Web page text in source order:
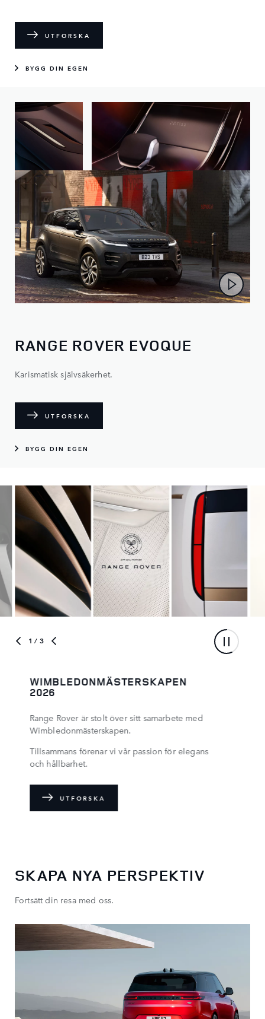
UTFORSKA
BYGG DIN EGEN
RANGE ROVER EVOQUE
Karismatisk självsäkerhet.
UTFORSKA
BYGG DIN EGEN
2 / 3
SV BESPOKE
SKAPA NYA PERSPEKTIV
Fortsätt din resa med oss.